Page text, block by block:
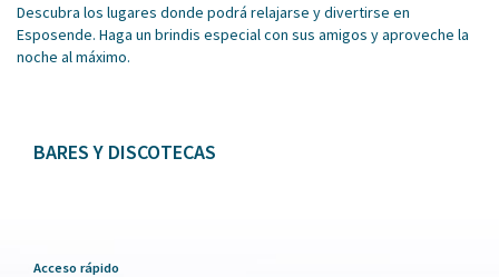
Descubra los lugares donde podrá relajarse y divertirse en
Esposende. Haga un brindis especial con sus amigos y aproveche la
noche al máximo.
BARES Y DISCOTECAS
Acceso rápido